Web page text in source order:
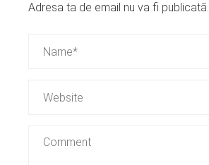
Adresa ta de email nu va fi publicată.